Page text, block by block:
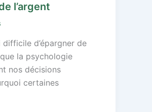
l’argent
d’épargner de
la psychologie
nos décisions
certaines